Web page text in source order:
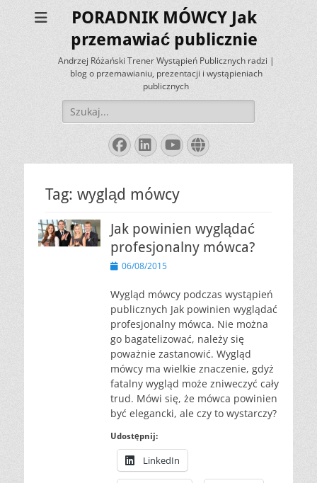
PORADNIK MÓWCY Jak
przemawiać publicznie
Andrzej Różański Trener Wystąpień Publicznych radzi |
blog o przemawianiu, prezentacji i wystąpieniach
publicznych
Szukaj:
Facebook
LinkedIn
YouTube
Website
Tag: wygląd mówcy
Jak powinien wyglądać
profesjonalny mówca?
Opublikowano
06/08/2015
Wygląd mówcy podczas wystąpień
publicznych Jak powinien wyglądać
profesjonalny mówca. Nie można
go bagatelizować, należy się
poważnie zastanowić. Wygląd
mówcy ma wielkie znaczenie, gdyż
fatalny wygląd może zniweczyć cały
trud. Mówi się, że mówca powinien
być elegancki, ale czy to wystarczy?
Udostępnij:
LinkedIn